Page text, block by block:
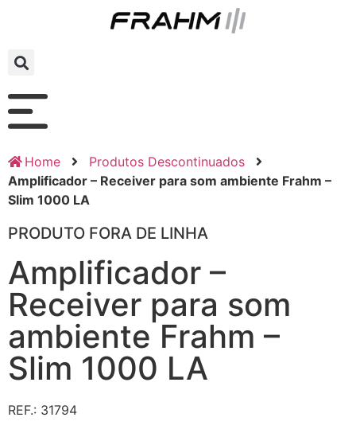
Home
Produtos Descontinuados
Amplificador – Receiver para som ambiente Frahm –
Slim 1000 LA
PRODUTO FORA DE LINHA
Amplificador –
Receiver para som
ambiente Frahm –
Slim 1000 LA
REF.: 31794